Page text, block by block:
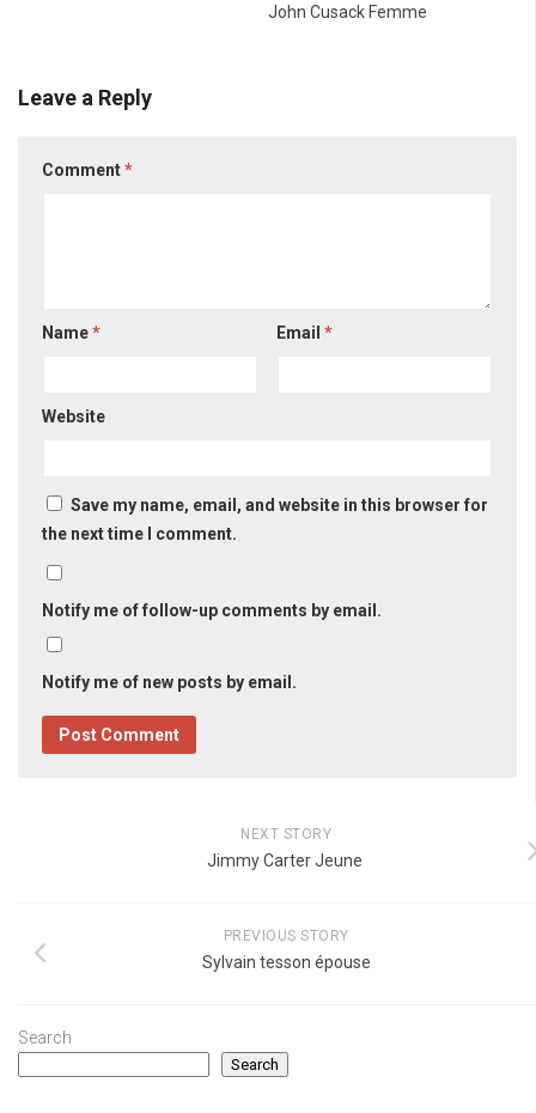
John Cusack Femme
Leave a Reply
Comment*
Name* Email*
Website
Save my name, email, and website in this browser for
the next time I comment.
Notify me of follow-up comments by email.
Notify me of new posts by email.
NEXT STORY
Jimmy Carter Jeune
PREVIOUS STORY
Sylvain tesson épouse
Search
Search